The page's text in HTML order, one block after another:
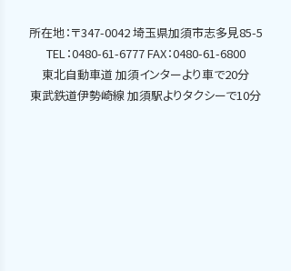
所在地：〒347-0042 埼玉県加須市志多見85-5
TEL：0480-61-6777 FAX：0480-61-6800
東北自動車道 加須インターより車で20分
東武鉄道伊勢崎線 加須駅よりタクシーで10分